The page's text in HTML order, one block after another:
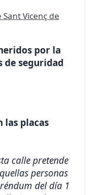
Vicenç de
por la
de seguridad
las placas
calle pretende
personas
del día 1